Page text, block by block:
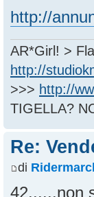
http://
AR*Girl! >
http://
>>> http://
TIGELLA?
Re:
di
42......non